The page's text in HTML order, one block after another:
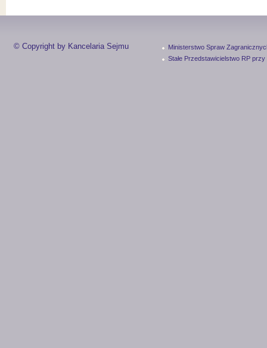
© Copyright by Kancelaria Sejmu
Ministerstwo Spraw
Stałe Przedstawicielstwo RP przy